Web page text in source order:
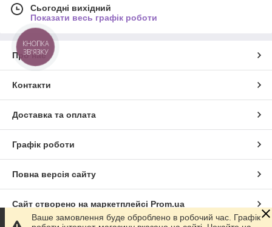
Сьогодні вихідний
Показати весь графік роботи
Про нас
Контакти
Доставка та оплата
Графік роботи
Повна версія сайту
Сайт створено на маркетплейсі Prom.ua
Ваше замовлення буде оброблено в робочий час. Графік
КНОПКА
ЗВ'ЯЗКУ